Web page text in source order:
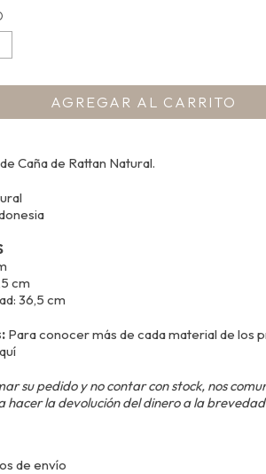
Caña de Rattan Natural.
cm
36,5 cm
Para conocer más de cada material de los
su pedido y no contar con stock, nos
hacer la devolución del dinero a la
el CP:
de envío